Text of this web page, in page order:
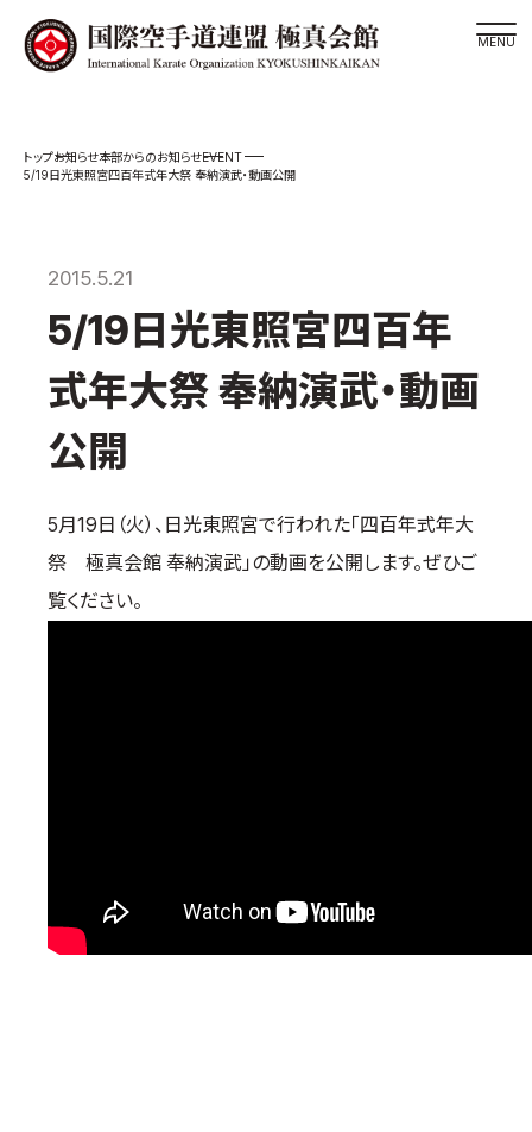
スケジュール
松井章奎館長 紹介
極真の歴史
極真会館のご案内
各委員会紹介
国際空手道連盟について
一般の部・壮年部の方
会員制度
お知らせ本部からのお知らせEVENT
5/19日光東照宮四百年式年大祭 奉納演武・動画公開
2015.5.21
5/19日光東照宮四百年
式年大祭 奉納演武・動画
公開
5月19日（火）、日光東照宮で行われた「四百年式年大
祭 極真会館 奉納演武」の動画を公開します。ぜひご
覧ください。